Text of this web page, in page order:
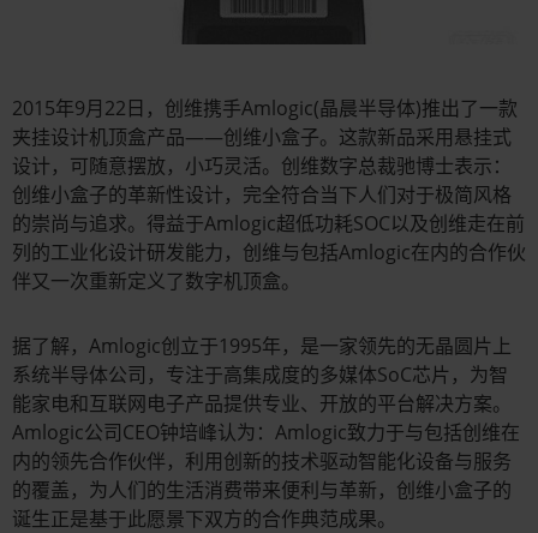
2015年9月22日，创维携手Amlogic(晶晨半导体)推出了一款
夹挂设计机顶盒产品——创维小盒子。这款新品采用悬挂式
设计，可随意摆放，小巧灵活。创维数字总裁驰博士表示：
创维小盒子的革新性设计，完全符合当下人们对于极简风格
的崇尚与追求。得益于Amlogic超低功耗SOC以及创维走在前
列的工业化设计研发能力，创维与包括Amlogic在内的合作伙
伴又一次重新定义了数字机顶盒。
据了解，Amlogic创立于1995年，是一家领先的无晶圆片上
系统半导体公司，专注于高集成度的多媒体SoC芯片，为智
能家电和互联网电子产品提供专业、开放的平台解决方案。
Amlogic公司CEO钟培峰认为：Amlogic致力于与包括创维在
内的领先合作伙伴，利用创新的技术驱动智能化设备与服务
的覆盖，为人们的生活消费带来便利与革新，创维小盒子的
诞生正是基于此愿景下双方的合作典范成果。